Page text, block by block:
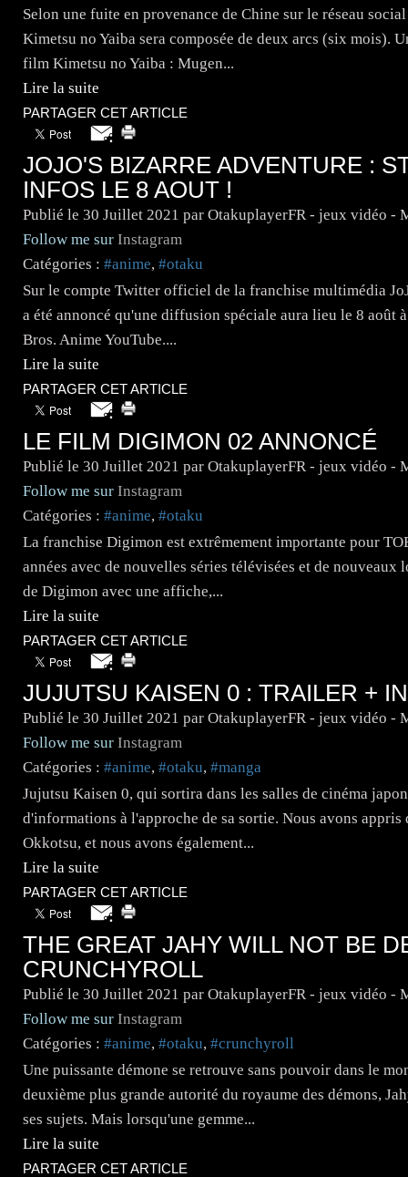
Selon une fuite en provenance de Chine sur le réseau
Kimetsu no Yaiba sera composée de deux arcs (six mois).
film Kimetsu no Yaiba : Mugen...
Lire la suite
PARTAGER CET ARTICLE
JOJO'S BIZARRE ADVENTURE :
INFOS LE 8 AOUT !
Publié le 30 Juillet 2021 par OtakuplayerFR - jeux vidéo -
Follow me sur Instagram
Catégories : #anime, #otaku
Sur le compte Twitter officiel de la franchise multimédia
a été annoncé qu'une diffusion spéciale aura lieu le 8
Bros. Anime YouTube....
Lire la suite
PARTAGER CET ARTICLE
LE FILM DIGIMON 02 ANNONCÉ
Publié le 30 Juillet 2021 par OtakuplayerFR - jeux vidéo -
Follow me sur Instagram
Catégories : #anime, #otaku
La franchise Digimon est extrêmement importante pour
années avec de nouvelles séries télévisées et de
de Digimon avec une affiche,...
Lire la suite
PARTAGER CET ARTICLE
JUJUTSU KAISEN 0 : TRAILER +
Publié le 30 Juillet 2021 par OtakuplayerFR - jeux vidéo -
Follow me sur Instagram
Catégories : #anime, #otaku, #manga
Jujutsu Kaisen 0, qui sortira dans les salles de cinéma
d'informations à l'approche de sa sortie. Nous avons
Okkotsu, et nous avons également...
Lire la suite
PARTAGER CET ARTICLE
THE GREAT JAHY WILL NOT BE
CRUNCHYROLL
Publié le 30 Juillet 2021 par OtakuplayerFR - jeux vidéo -
Follow me sur Instagram
Catégories : #anime, #otaku, #crunchyroll
Une puissante démone se retrouve sans pouvoir dans le
deuxième plus grande autorité du royaume des démons,
ses sujets. Mais lorsqu'une gemme...
Lire la suite
PARTAGER CET ARTICLE